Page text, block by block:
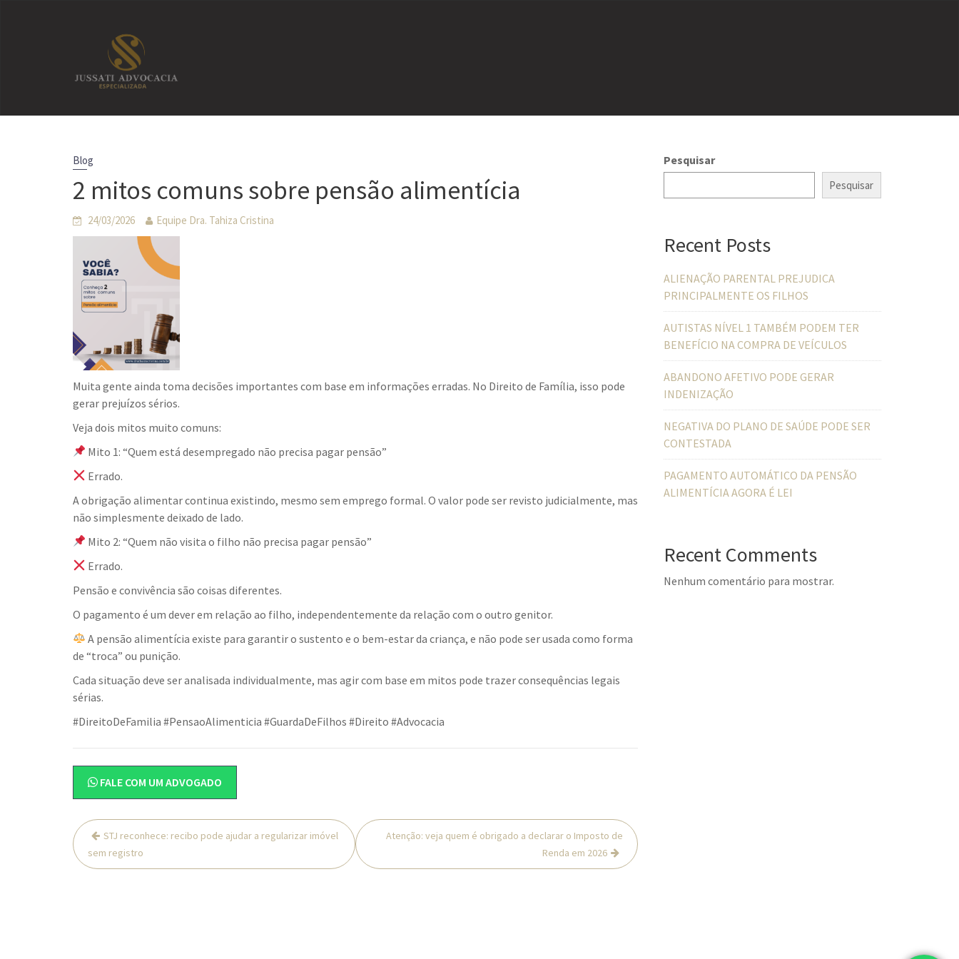
Blog
2 mitos comuns sobre pensão alimentícia
24/03/2026 Equipe Dra. Tahiza Cristina
Muita gente ainda toma decisões importantes com base em informações erradas. No Direito de Família, isso pode
gerar prejuízos sérios.
Veja dois mitos muito comuns:
Mito 1: “Quem está desempregado não precisa pagar pensão”
Errado.
A obrigação alimentar continua existindo, mesmo sem emprego formal. O valor pode ser revisto judicialmente, mas
não simplesmente deixado de lado.
Mito 2: “Quem não visita o filho não precisa pagar pensão”
Errado.
Pensão e convivência são coisas diferentes.
O pagamento é um dever em relação ao filho, independentemente da relação com o outro genitor.
A pensão alimentícia existe para garantir o sustento e o bem-estar da criança, e não pode ser usada como forma
de “troca” ou punição.
Cada situação deve ser analisada individualmente, mas agir com base em mitos pode trazer consequências legais
sérias.
#DireitoDeFamilia #PensaoAlimenticia #GuardaDeFilhos #Direito #Advocacia
FALE COM UM ADVOGADO
Navegação
de
Post
STJ reconhece: recibo pode ajudar a regularizar imóvel
sem registro
Atenção: veja quem é obrigado a declarar o Imposto de
Renda em 2026
Pesquisar
Pesquisar
Recent Posts
ALIENAÇÃO PARENTAL PREJUDICA
PRINCIPALMENTE OS FILHOS
AUTISTAS NÍVEL 1 TAMBÉM PODEM TER
BENEFÍCIO NA COMPRA DE VEÍCULOS
ABANDONO AFETIVO PODE GERAR
INDENIZAÇÃO
NEGATIVA DO PLANO DE SAÚDE PODE SER
CONTESTADA
PAGAMENTO AUTOMÁTICO DA PENSÃO
ALIMENTÍCIA AGORA É LEI
Recent Comments
Nenhum comentário para mostrar.